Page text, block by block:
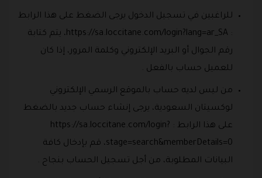
للراغبين في تسجيل الدخول يرجى الضغط على هذا الرابط
: https://sa.loccitane.com/login?lang=ar_SA، يتم كتابة
رقم الجوال أو البريد الإلكتروني وكلمة المرور، إذا كان
للعميل حساب بالفعل .
من ليس لديه حساب بالموقع الرسمي الإلكتروني
لوكسيتان السعودية، يرجى إنشاء حساب جديد بالضغط
على هذا الرابط : https://sa.loccitane.com/login?
stage=search&memberDetails=0، قم بإدخال كافة
البيانات المطلوبة، من أجل تسجيل الحساب بنجاح .